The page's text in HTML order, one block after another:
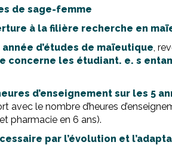
de sage-femme
à la filière recherche en
d’études de maïeutique ,
concerne les étudiant. e. s
d’enseignement sur les 5
avec le nombre d’heures
pharmacie en 6 ans).
par l’évolution et